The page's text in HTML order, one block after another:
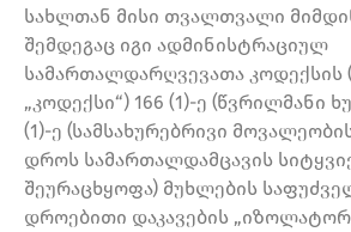
სახლთან მისი თვალთვალი
შემდეგაც იგი ადმინისტრაციულ
სამართალდარღვევათა კოდექსის
„კოდექსი“) 166 (1)-ე (წვრილმანი
(1)-ე (სამსახურებრივი
დროს სამართალდამცავის
შეურაცხყოფა) მუხლების
დროებითი დაკავების